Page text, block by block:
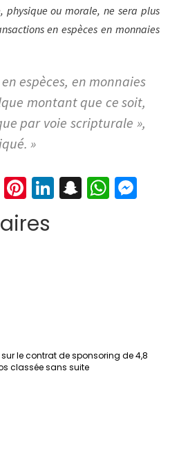
physique ou morale, ne sera plus
en espèces en monnaies
espèces, en monnaies
montant que ce soit,
par voie scripturale »,
»
in
st
ag
Pi
er
Li S W
sur le contrat de sponsoring de 4,8
classée sans suite